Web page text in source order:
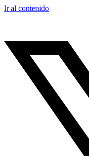
Ir al contenido